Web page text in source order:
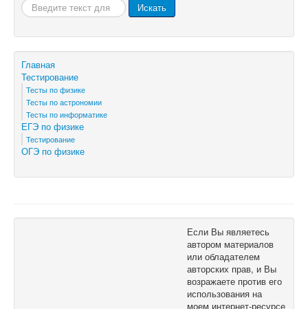
Искать... Искать
Главная
Тестирование
Тесты по физике
Тесты по астрономии
Тесты по информатике
ЕГЭ по физике
Тестирование
ОГЭ по физике
Если Вы являетесь
автором материалов
или обладателем
авторских прав, и Вы
возражаете против его
использования на
моем интернет-ресурсе